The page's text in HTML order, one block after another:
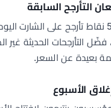
حدد أحدث 3-5 نقاط تأرجح على
فضّل التأرجحات الحديثة
بعيدة عن السعر.